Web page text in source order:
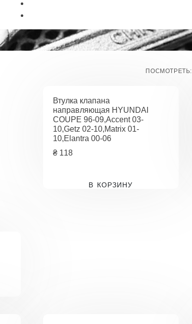
ПОСМОТРЕТЬ:
Втулка клапана
направляющая HYUNDAI
COUPE 96-09,Accent 03-
10,Getz 02-10,Matrix 01-
10,Elantra 00-06
₴ 118
В КОРЗИНУ